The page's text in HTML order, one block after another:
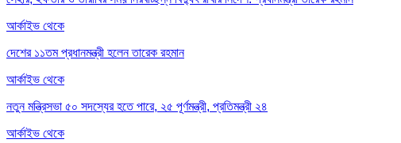
আর্কাইভ থেকে
দেশের ১১তম প্রধানমন্ত্রী হলেন তারেক রহমান
আর্কাইভ থেকে
নতুন মন্ত্রিসভা ৫০ সদস্যের হতে পারে, ২৫ পূর্ণমন্ত্রী, প্রতিমন্ত্রী ২৪
আর্কাইভ থেকে